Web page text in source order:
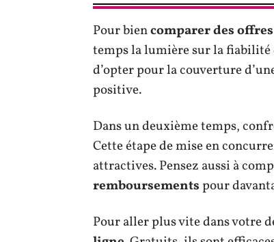
Pour biencomparer des
temps la lumière sur la fiabilité
d’opter pour la couverture
positive.
Dans un deuxième temps,
Cette étape de mise en
attractives. Pensez aussi à
remboursementspour
Pour aller plus vite dans votre